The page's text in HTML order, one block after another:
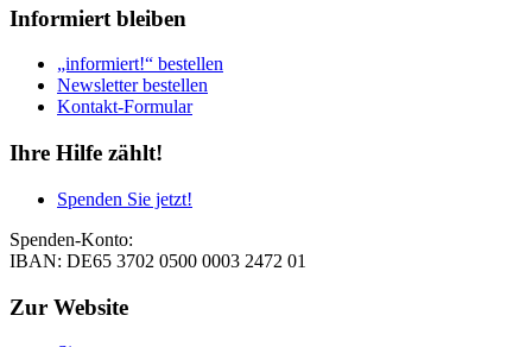
Informiert bleiben
„informiert!“ bestellen
Newsletter bestellen
Kontakt-Formular
Ihre Hilfe zählt!
Spenden Sie jetzt!
Spenden-Konto:
IBAN: DE65 3702 0500 0003 2472 01
Zur Website